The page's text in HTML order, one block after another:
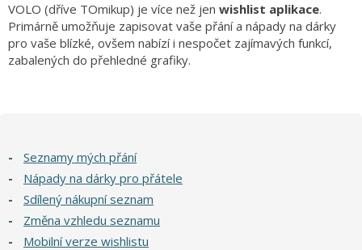
VOLO (dříve TOmikup) je více než jen wishlist aplikace.
Primárně umožňuje zapisovat vaše přání a nápady na dárky
pro vaše blízké, ovšem nabízí i nespočet zajímavých funkcí,
zabalených do přehledné grafiky.
-
Seznamy mých přání
-
Nápady na dárky pro přátele
-
Sdílený nákupní seznam
-
Změna vzhledu seznamu
-
Mobilní verze wishlistu